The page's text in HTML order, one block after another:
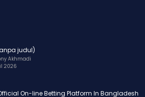
judul)
Akhmadi
2026